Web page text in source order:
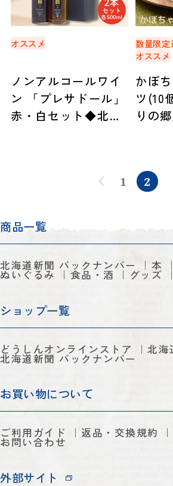
オススメ
ノンアルコールワイ
ン 「プレサドール」
赤・白セット◆北海
数量限定
オススメ
かぼ
ツ(10
りの
1 2
商品一覧
北海道新聞 バックナンバー 本
ぬいぐるみ 食品・酒 グッズ
ショップ一覧
どうしんオンラインストア 北海
北海道新聞 バックナンバー
お買い物について
ご利用ガイド 返品・交換規約
お問い合わせ
外部サイト